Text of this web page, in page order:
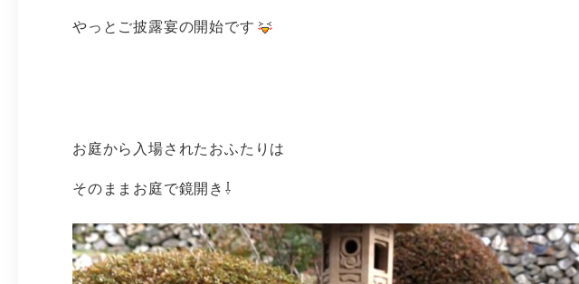
やっとご披露宴の開始です
お庭から入場されたおふたりは
そのままお庭で鏡開き⇩